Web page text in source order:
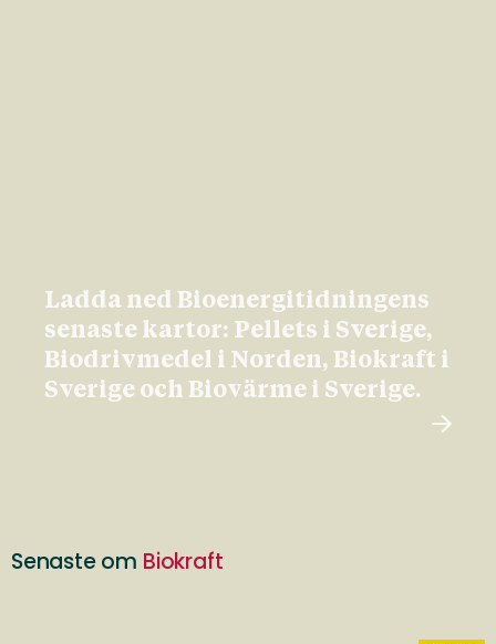
Ladda ned Bioenergitidningens
senaste kartor: Pellets i Sverige,
Biodrivmedel i Norden, Biokraft i
Sverige och Biovärme i Sverige.
Senaste om Biokraft